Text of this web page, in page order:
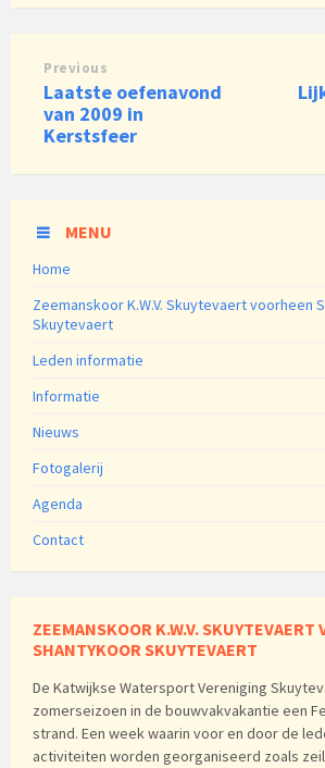
Previous
Laatste oefenavond
van 2009 in
Kerstsfeer
MENU
Home
Zeemanskoor K.W.V. Skuytevaert voorheen
Skuytevaert
Leden informatie
Informatie
Nieuws
Fotogalerij
Agenda
Contact
ZEEMANSKOOR K.W.V. SKUYTEVAERT
SHANTYKOOR SKUYTEVAERT
De Katwijkse Watersport Vereniging
zomerseizoen in de bouwvakvakantie een
strand. Een week waarin voor en door de
activiteiten worden georganiseerd zoals